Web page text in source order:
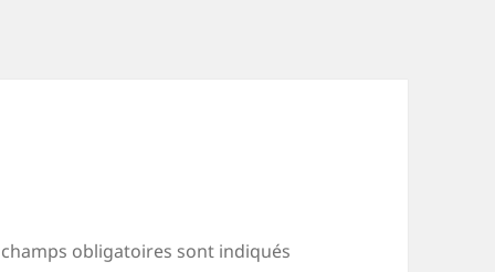
champs obligatoires sont indiqués